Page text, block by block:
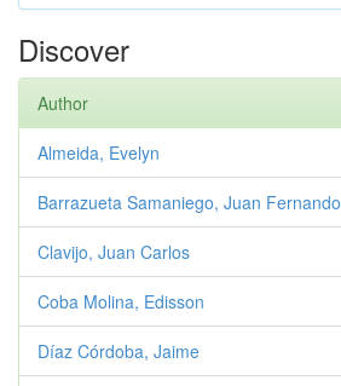
Discover
Author
Almeida, Evelyn
Barrazueta Samaniego, Juan Fernando
Clavijo, Juan Carlos
Coba Molina, Edisson
Díaz Córdoba, Jaime